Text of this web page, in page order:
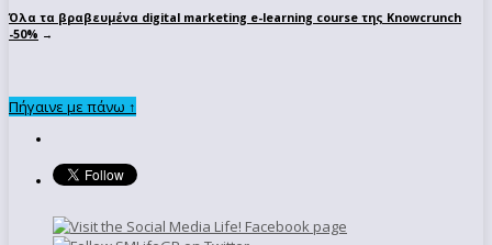
Όλα τα βραβευμένα digital marketing e-learning course της Knowcrunch
-50% →
Πήγαινε με πάνω ↑